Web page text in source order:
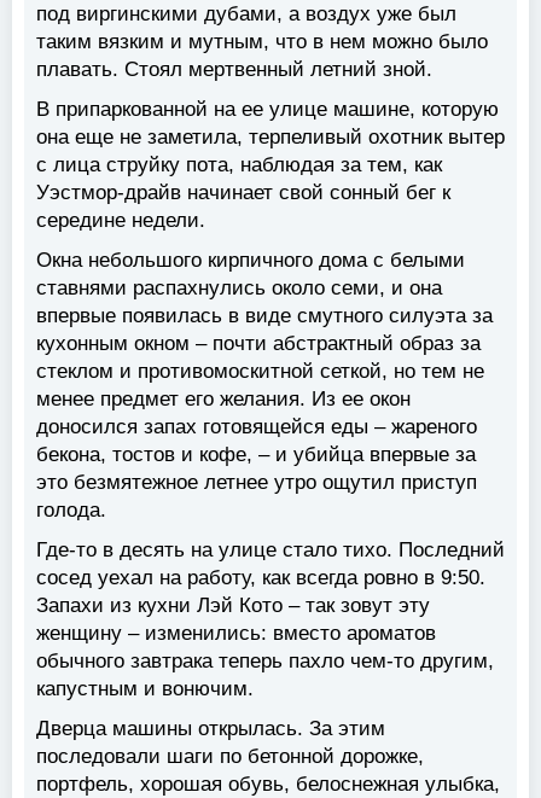
под виргинскими дубами, а воздух уже был
таким вязким и мутным, что в нем можно было
плавать. Стоял мертвенный летний зной.
В припаркованной на ее улице машине, которую
она еще не заметила, терпеливый охотник вытер
с лица струйку пота, наблюдая за тем, как
Уэстмор-драйв начинает свой сонный бег к
середине недели.
Окна небольшого кирпичного дома с белыми
ставнями распахнулись около семи, и она
впервые появилась в виде смутного силуэта за
кухонным окном – почти абстрактный образ за
стеклом и противомоскитной сеткой, но тем не
менее предмет его желания. Из ее окон
доносился запах готовящейся еды – жареного
бекона, тостов и кофе, – и убийца впервые за
это безмятежное летнее утро ощутил приступ
голода.
Где-то в десять на улице стало тихо. Последний
сосед уехал на работу, как всегда ровно в 9:50.
Запахи из кухни Лэй Кото – так зовут эту
женщину – изменились: вместо ароматов
обычного завтрака теперь пахло чем-то другим,
капустным и вонючим.
Дверца машины открылась. За этим
последовали шаги по бетонной дорожке,
портфель, хорошая обувь, белоснежная улыбка,